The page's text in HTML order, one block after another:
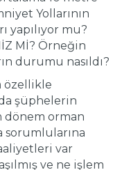
Yollarının
yapılıyor mu?
Mİ? Örneğin
durumu nasıldı?
özellikle
şüphelerin
dönem orman
sorumlularına
var
ve ne işlem